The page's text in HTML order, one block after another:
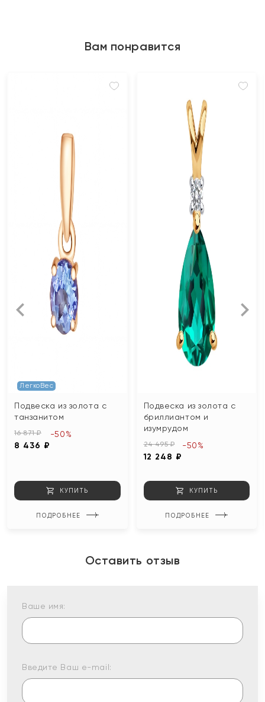
Вам понравится
ЛегкоВес
Подвеска из золота с
танзанитом
16 871 ₽
8 436 ₽
-50%
КУПИТЬ
ПОДРОБНЕЕ
Подвеска из золота с
бриллиантом и
изумрудом
24 495 ₽
12 248 ₽
-50%
КУПИТЬ
ПОДРОБНЕЕ
Оставить отзыв
Ваше имя:
Введите Ваш e-mail: